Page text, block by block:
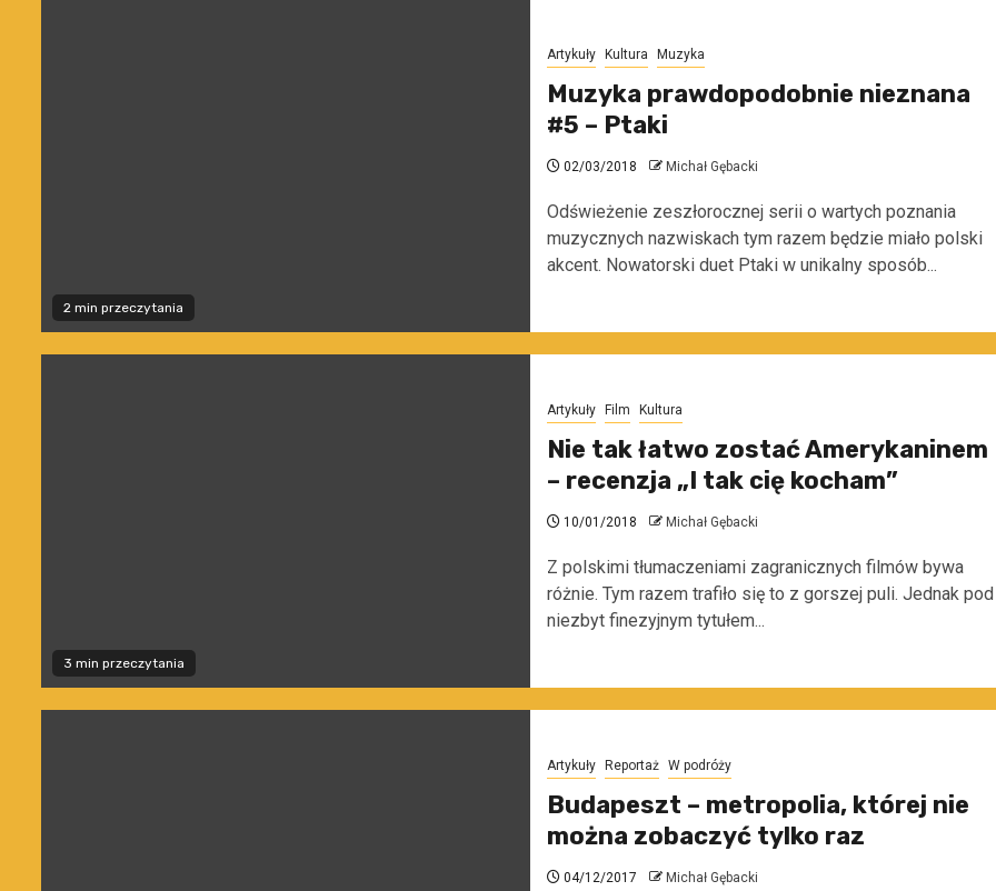
2 min przeczytania
Artykuły Kultura Muzyka
Muzyka prawdopodobnie nieznana
#5 – Ptaki
02/03/2018 Michał Gębacki
Odświeżenie zeszłorocznej serii o wartych poznania
muzycznych nazwiskach tym razem będzie miało polski
akcent. Nowatorski duet Ptaki w unikalny sposób...
3 min przeczytania
Artykuły Film Kultura
Nie tak łatwo zostać Amerykaninem
– recenzja „I tak cię kocham”
10/01/2018 Michał Gębacki
Z polskimi tłumaczeniami zagranicznych filmów bywa
różnie. Tym razem trafiło się to z gorszej puli. Jednak pod
niezbyt finezyjnym tytułem...
Artykuły Reportaż W podróży
Budapeszt – metropolia, której nie
można zobaczyć tylko raz
04/12/2017 Michał Gębacki